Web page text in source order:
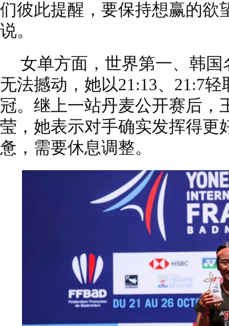
们彼此提醒，要保持想赢的欲
说。
女单方面，世界第一、韩
无法撼动，她以21:13、21:7
冠。继上一站丹麦公开赛后，
莹，她表示对手确实发挥得更
惫，需要休息调整。